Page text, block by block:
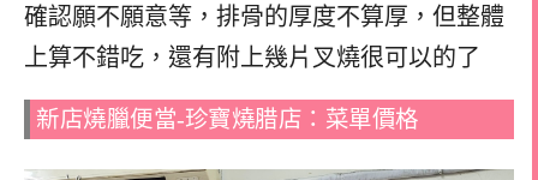
確認願不願意等， 排骨的厚度不算厚，但整體
上算不錯吃， 還有附上幾片叉燒很可以的了
新店燒臘便當-珍寶燒腊店：菜單價格